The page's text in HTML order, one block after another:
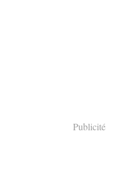
Publicité